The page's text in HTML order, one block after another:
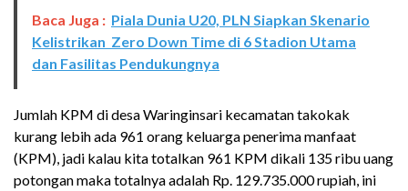
Baca Juga : Piala Dunia U20, PLN Siapkan Skenario
Kelistrikan Zero Down Time di 6 Stadion Utama
dan Fasilitas Pendukungnya
Jumlah KPM di desa Waringinsari kecamatan takokak
kurang lebih ada 961 orang keluarga penerima manfaat
(KPM), jadi kalau kita totalkan 961 KPM dikali 135 ribu uang
potongan maka totalnya adalah Rp. 129.735.000 rupiah, ini